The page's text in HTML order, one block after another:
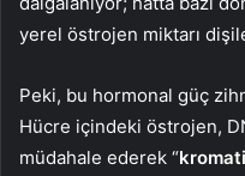
yerel östrojen miktarı
Peki, bu hormonal güç
Hücre içindeki östrojen,
müdahale ederek “